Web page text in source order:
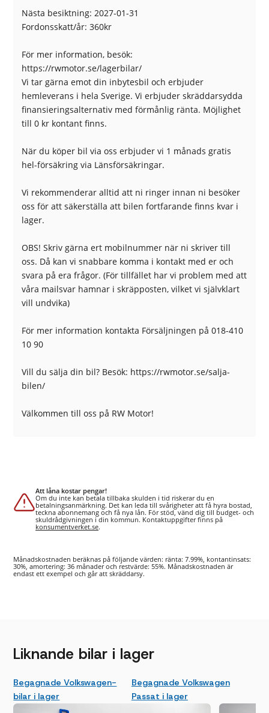
Centrallås (fjärrstyrt)
Eluppvärmda sidospeglar
Fällbara baksäten
ISOFIX-fästen bak
Körfilsassistans
Ljussensor
Läslampa
Nödsamtal
Parkeringssensorer (fram)
Rails
Regnsensor
Servostyrning
Skyltigenkänning
Sminkspegel
Sportratt
Start-/stoppfunktion
Stöldlarm
Sätesvärme (fram)
Touch-/Pekskärm
Trötthetsvarnare
Nästa besiktning: 2027-01-31
Fordonsskatt/år: 360kr
För mer information, besök:
https://rwmotor.se/lagerbilar/
Vi tar gärna emot din inbytesbil och erbjuder
hemleverans i hela Sverige. Vi erbjuder skräddarsydda
finansieringsalternativ med förmånlig ränta. Möjlighet
till 0 kr kontant finns.
När du köper bil via oss erbjuder vi 1 månads gratis
hel-försäkring via Länsförsäkringar.
Vi rekommenderar alltid att ni ringer innan ni besöker
oss för att säkerställa att bilen fortfarande finns kvar i
lager.
OBS! Skriv gärna ert mobilnummer när ni skriver till
oss. Då kan vi snabbare komma i kontakt med er och
svara på era frågor. (För tillfället har vi problem med att
våra mailsvar hamnar i skräpposten, vilket vi självklart
vill undvika)
För mer information kontakta Försäljningen på 018-410
10 90
Vill du sälja din bil? Besök: https://rwmotor.se/salja-
bilen/
Välkommen till oss på RW Motor!
Att låna kostar pengar!
Om du inte kan betala tillbaka skulden i tid riskerar du en
betalningsanmärkning. Det kan leda till svårigheter att få hyra bostad,
teckna abonnemang och få nya lån. För stöd, vänd dig till budget- och
skuldrådgivningen i din kommun. Kontaktuppgifter finns på
konsumentverket.se.
Månadskostnaden beräknas på följande värden: ränta: 7.99%, kontantinsats:
30%, amortering: 36 månader och restvärde: 55%. Månadskostnaden är
endast ett exempel och går att skräddarsy.
Liknande bilar i lager
Begagnade Volkswagen-
bilar i lager
Begagnade Volkswagen
Passat i lager